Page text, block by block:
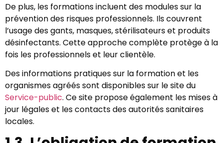
De plus, les formations incluent des modules sur la
prévention des risques professionnels. Ils couvrent
l’usage des gants, masques, stérilisateurs et produits
désinfectants. Cette approche complète protège à la
fois les professionnels et leur clientèle.
Des informations pratiques sur la formation et les
organismes agréés sont disponibles sur le site du
Service-public. Ce site propose également les mises à
jour légales et les contacts des autorités sanitaires
locales.